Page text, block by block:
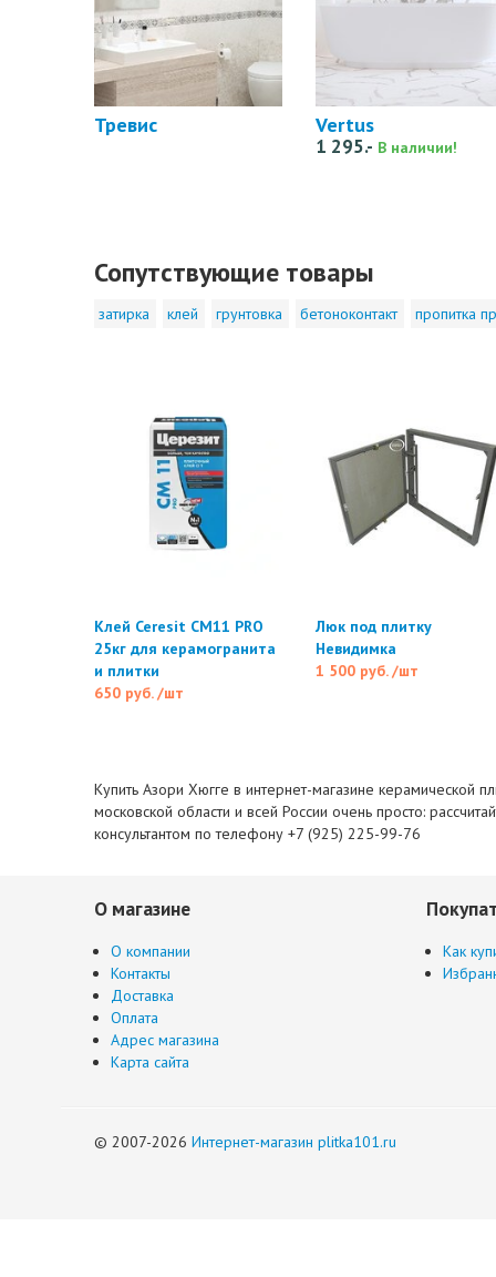
Тревис Vertus
1 295.- В наличии!
Сопутствующие товары
затирка клей грунтовка бетоноконтакт пропитка
Клей Ceresit CM11 PRO
25кг для керамогранита
и плитки
650 руб. /шт
Люк под плитку
Невидимка
1 500 руб. /шт
Купить Азори Хюгге в интернет-магазине керамической
московской области и всей России очень просто:
консультантом по телефону +7 (925) 225-99-76
О магазине
О компании
Контакты
Доставка
Оплата
Адрес магазина
Карта сайта
Как
© 2007-2026 Интернет-магазин plitka101.ru